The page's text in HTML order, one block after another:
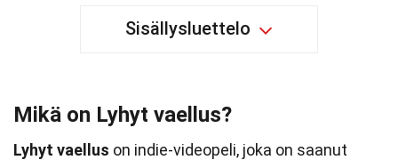
Sisällysluettelo
Mikä on Lyhyt vaellus?
Lyhyt vaellus on indie-videopeli, joka on saanut